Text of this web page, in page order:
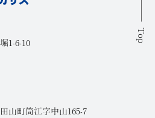
1-6-10
山町筒江字中山165-7
Top